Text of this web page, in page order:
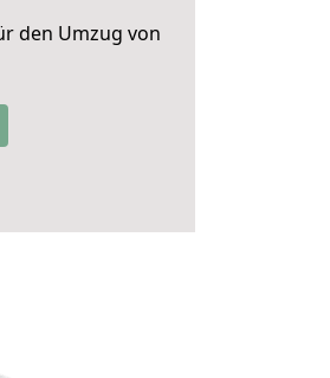
den Umzug von